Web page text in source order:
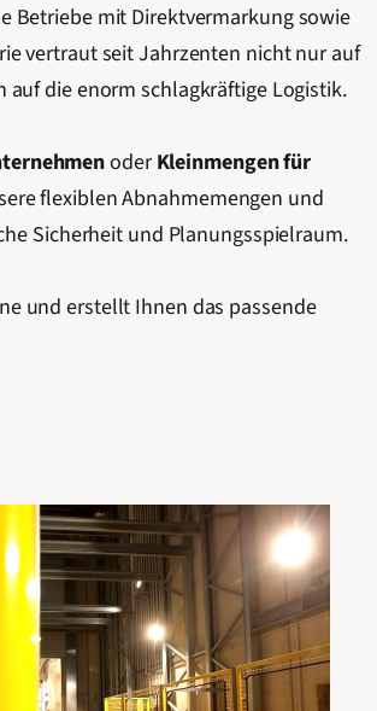
Betriebe mit Direktvermarkung sowie
vertraut seit Jahrzenten nicht nur auf
die enorm schlagkräftige Logistik.
oderKleinmengen für
flexiblen Abnahmemengen und
Sicherheit und Planungsspielraum.
und erstellt Ihnen das passende